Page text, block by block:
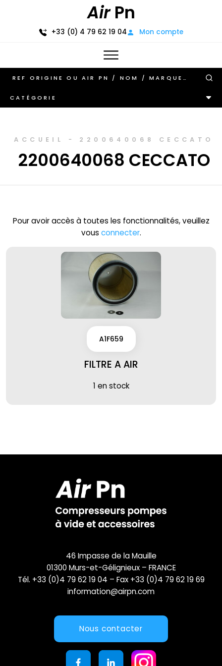
AirPn
+33 (0) 4 79 62 19 04 Mon compte
CATÉGORIE
ACCUEIL - 2200640068 CECCATO
2200640068 CECCATO
Pour avoir accès à toutes les fonctionnalités, veuillez
vous connecter.
A1F659
FILTRE A AIR
1 en stock
46 Impasse de la Mauille
01300 Murs-et-Gélignieux – FRANCE
Tél. +33 (0)4 79 62 19 04 – Fax +33 (0)4 79 62 19 69
information@airpn.com
Nous contacter